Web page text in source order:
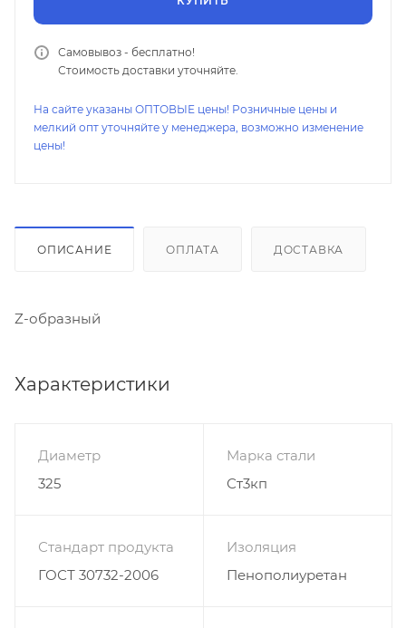
Самовывоз - бесплатно!
Стоимость доставки уточняйте.
На сайте указаны ОПТОВЫЕ цены! Розничные цены и
мелкий опт уточняйте у менеджера, возможно изменение
цены!
ОПИСАНИЕ ОПЛАТА ДОСТАВКА
Z-образный
Характеристики
Диаметр
325
Марка стали
Ст3кп
Стандарт продукта
ГОСТ 30732-2006
Изоляция
Пенополиуретан